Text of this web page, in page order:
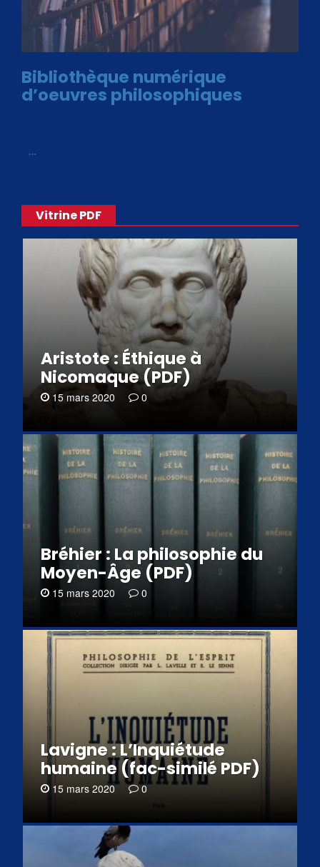
Bibliothèque numérique
d’oeuvres philosophiques
…
Vitrine PDF
Aristote : Éthique à
Nicomaque (PDF)
15 mars 2020 0
Bréhier : La philosophie du
Moyen-Âge (PDF)
15 mars 2020 0
Lavigne : L’Inquiétude
humaine (fac-similé PDF)
15 mars 2020 0